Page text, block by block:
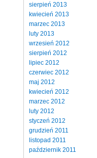
sierpień 2013
kwiecień 2013
marzec 2013
luty 2013
wrzesień 2012
sierpień 2012
lipiec 2012
czerwiec 2012
maj 2012
kwiecień 2012
marzec 2012
luty 2012
styczeń 2012
grudzień 2011
listopad 2011
październik 2011